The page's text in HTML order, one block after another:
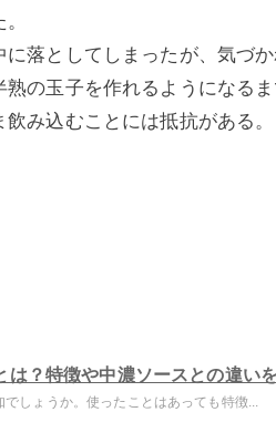
に落としてしまったが、気づ
熟の玉子を作れるようになる
み込むことには抵抗がある。
は？特徴や中濃ソースとの違い
でしょうか。使ったことはあっても特徴...